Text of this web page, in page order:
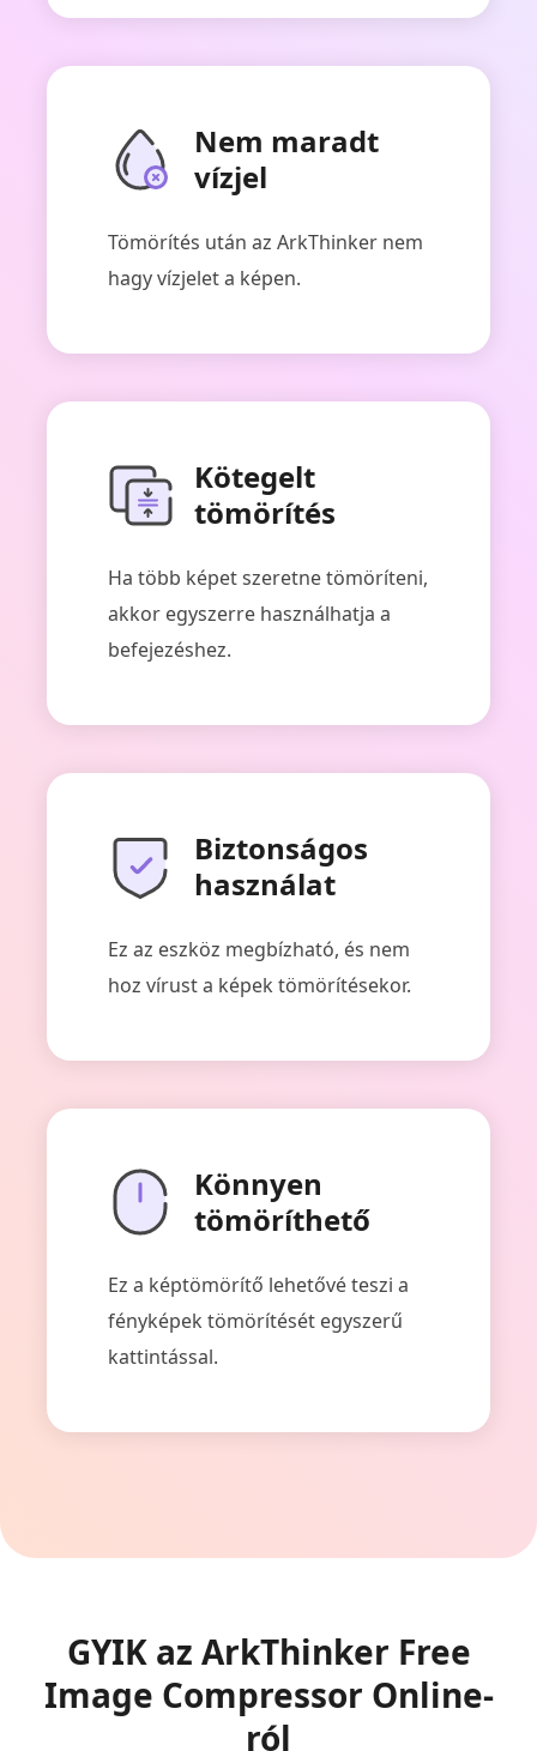
Nem maradt
vízjel
Tömörítés után az ArkThinker nem
hagy vízjelet a képen.
Kötegelt
tömörítés
Ha több képet szeretne tömöríteni,
akkor egyszerre használhatja a
befejezéshez.
Biztonságos
használat
Ez az eszköz megbízható, és nem
hoz vírust a képek tömörítésekor.
Könnyen
tömöríthető
Ez a képtömörítő lehetővé teszi a
fényképek tömörítését egyszerű
kattintással.
GYIK az ArkThinker Free
Image Compressor Online-
ról